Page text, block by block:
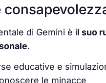
di Gemini è il suo
.
educative e
le minacce